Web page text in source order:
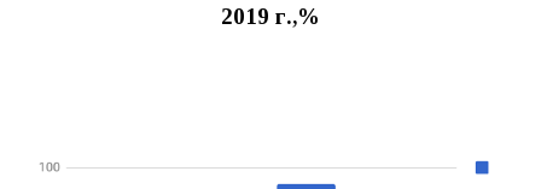
2019 г.,%